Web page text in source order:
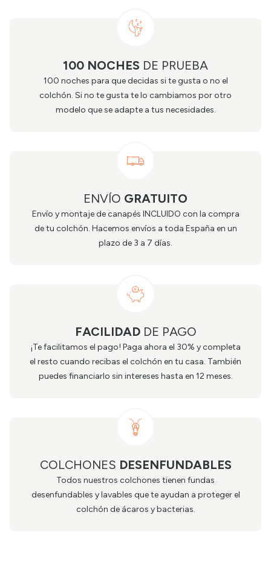
100 NOCHES DE PRUEBA
100 noches para que decidas si te gusta o no el
colchón. Si no te gusta te lo cambiamos por otro
modelo que se adapte a tus necesidades.
ENVÍO GRATUITO
Envío y montaje de canapés INCLUIDO con la compra
de tu colchón. Hacemos envíos a toda España en un
plazo de 3 a 7 días.
FACILIDADDE PAGO
¡Te facilitamos el pago! Paga ahora el 30% y completa
el resto cuando recibas el colchón en tu casa. También
puedes financiarlo sin intereses hasta en 12 meses.
COLCHONES DESENFUNDABLES
Todos nuestros colchones tienen fundas
desenfundables y lavables que te ayudan a proteger el
colchón de ácaros y bacterias.